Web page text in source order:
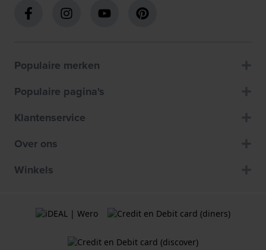
Populaire merken
Populaire pagina's
Klantenservice
Over ons
Winkels